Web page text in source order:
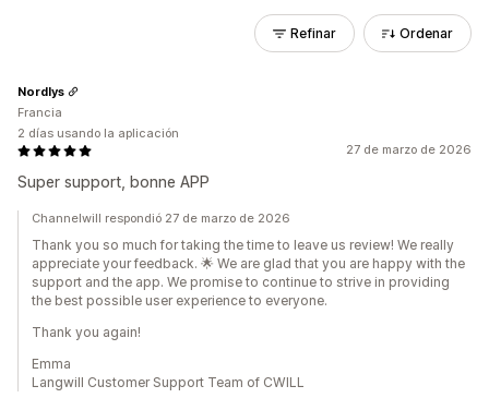
Refinar Ordenar
27 de marzo de 2026
Super support, bonne APP
Nordlys
Francia
2 días usando la aplicación
Channelwill respondió 27 de marzo de 2026
Thank you so much for taking the time to leave us review! We really
appreciate your feedback. 🌟 We are glad that you are happy with the
support and the app. We promise to continue to strive in providing
the best possible user experience to everyone.
Thank you again!
Emma
Langwill Customer Support Team of CWILL